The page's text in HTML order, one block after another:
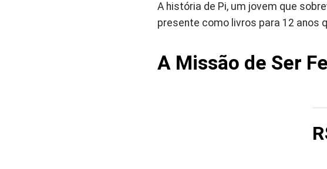
A história de Pi, um jovem que
presente como livros para 12 anos
A Missão de Ser